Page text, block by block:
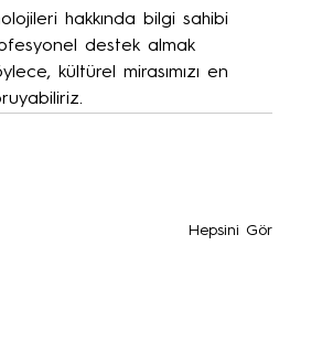
hakkında bilgi sahibi
destek almak
kültürel mirasımızı en
Hepsini Gör